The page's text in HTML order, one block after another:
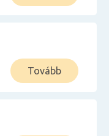
Tovább